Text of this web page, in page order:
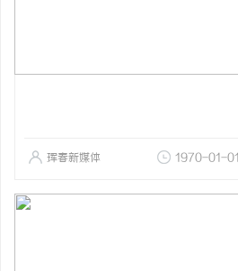
珲春新媒体 1970-01-01